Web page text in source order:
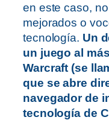
en este caso,
mejorados o
tecnología. Un
un juego al
Warcraft (se
que se abre
navegador de
tecnología de